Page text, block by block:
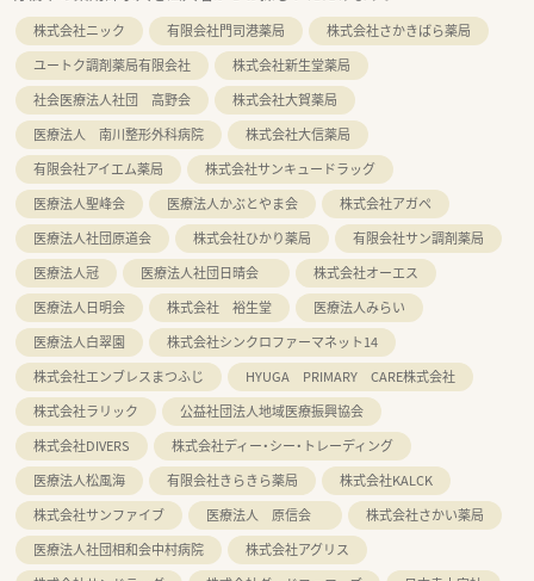
株式会社ニック 有限会社門司港薬局
株式会社さかきばら薬局
ユートク調剤薬局有限会社
株式会社新生堂薬局
社会医療法人社団 高野会
株式会社大賀薬局
医療法人 南川整形外科病院
株式会社大信薬局
有限会社アイエム薬局
株式会社サンキュードラッグ
医療法人聖峰会
医療法人かぶとやま会
株式会社アガペ
医療法人社団原道会
株式会社ひかり薬局
有限会社サン調剤薬局
医療法人冠
医療法人社団日晴会
株式会社オーエス
医療法人日明会
株式会社 裕生堂
医療法人みらい
医療法人白翠園
株式会社シンクロファーマネット14
株式会社エンブレスまつふじ
HYUGA PRIMARY CARE株式会社
株式会社ラリック
公益社団法人地域医療振興協会
株式会社DIVERS
株式会社ディー・シー・トレーディング
医療法人松風海
有限会社きらきら薬局
株式会社KALCK
株式会社サンファイブ
医療法人 原信会
株式会社さかい薬局
医療法人社団相和会中村病院
株式会社アグリス